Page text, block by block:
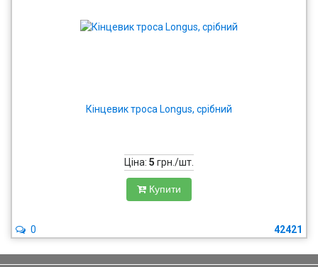
Кінцевик троса Longus, срібний
Ціна: 5 грн./шт.
Купити
42421
0